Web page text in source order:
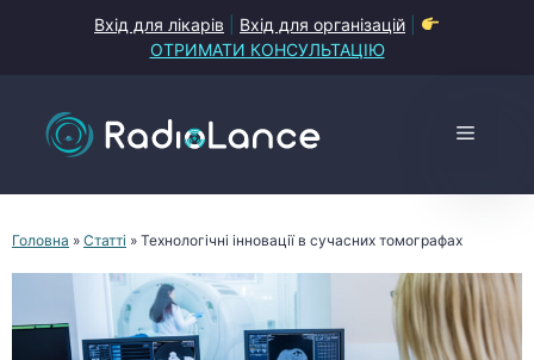
Вхід для лікарів Вхід для організацій
ОТРИМАТИ КОНСУЛЬТАЦІЮ
Меню
Головна » Статті » Технологічні інновації в сучасних томографах